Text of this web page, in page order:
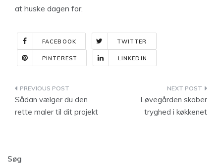
at huske dagen for.
FACEBOOK TWITTER
PINTEREST LINKEDIN
Indlægsnavigation
Sådan vælger du den
rette maler til dit projekt
Løvegården skaber
tryghed i køkkenet
Søg